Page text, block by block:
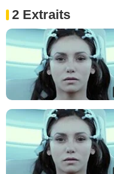
2 Extraits